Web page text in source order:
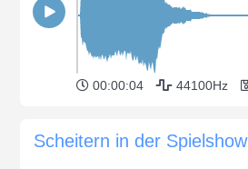
00:00:04 44100Hz
Scheitern in der Spielshow